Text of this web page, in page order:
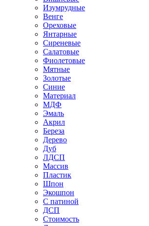
Изумрудные
Венге
Ореховые
Янтарные
Сиреневые
Салатовые
Фиолетовые
Мятные
Золотые
Синие
Материал
МДФ
Эмаль
Акрил
Береза
Дерево
Дуб
ЛДСП
Массив
Пластик
Шпон
Экошпон
С патиной
ДСП
Стоимость